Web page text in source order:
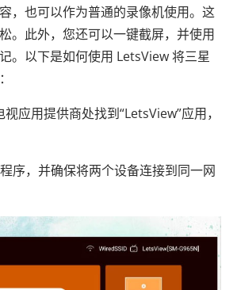
，也可以作为普通的录像机使用。这
。此外，您还可以一键截屏，并使用
。以下是如何使用 LetsView 将三星
应用提供商处找到“LetsView”应用，
序，并确保将两个设备连接到同一网